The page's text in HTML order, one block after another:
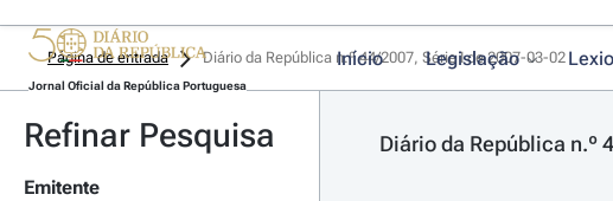
Jornal Oficial da República Portuguesa
Início Legislação
Página de entrada Diário da República n.º 44/2007, Série I de 2007-03-02
Refinar Pesquisa
Emitente
Diário da República n.º